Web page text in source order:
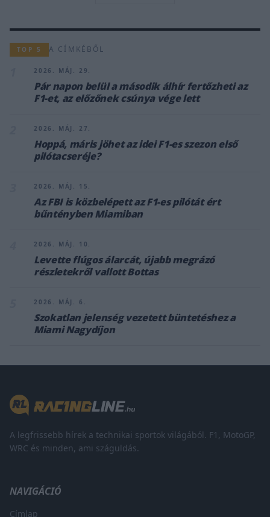
TOP 5 A CÍMKÉBŐL
2026. MÁJ. 29.
Pár napon belül a második álhír fertőzheti az
F1-et, az előzőnek csúnya vége lett
2026. MÁJ. 27.
Hoppá, máris jöhet az idei F1-es szezon első
pilótacseréje?
2026. MÁJ. 15.
Az FBI is közbelépett az F1-es pilótát ért
bűntényben Miamiban
2026. MÁJ. 10.
Levette flúgos álarcát, újabb megrázó
részletekről vallott Bottas
2026. MÁJ. 6.
Szokatlan jelenség vezetett büntetéshez a
Miami Nagydíjon
A legfrissebb hírek a technikai sportok világából. F1, MotoGP,
WRC és minden, ami száguldás.
NAVIGÁCIÓ
Címlap